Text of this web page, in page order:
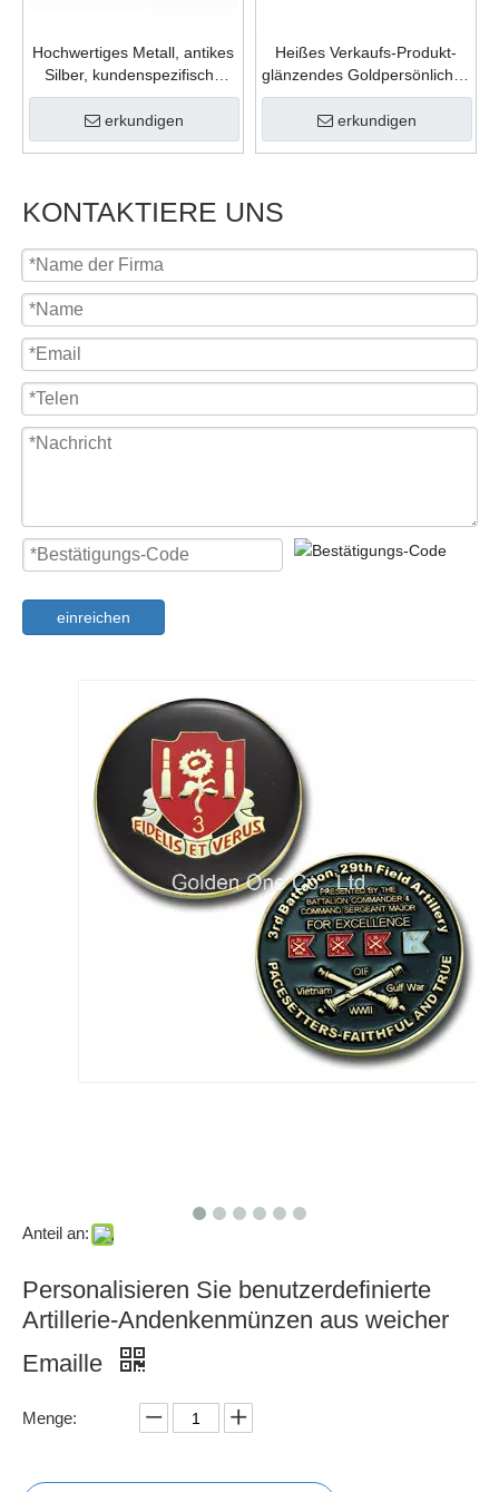
Hochwertiges Metall, antikes
Silber, kundenspezifische
Form, Gießfüllung, Farben,
Karnevalsmedaille für
Feiergeschenk
erkundigen
Heißes Verkaufs-Produkt-
glänzendes Goldpersönliches
Geschenk-Zink-Legierungs-
weicher Emaille-
kundenspezifisches Logo-
erkundigen
KONTAKTIERE UNS
einreichen
Anteil an:
Personalisieren Sie benutzerdefinierte
Artillerie-Andenkenmünzen aus weicher
Emaille
Menge: